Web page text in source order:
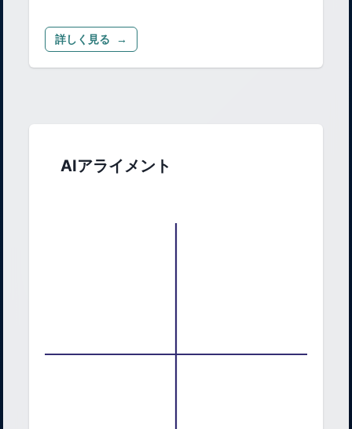
詳しく見る →
AIアライメント